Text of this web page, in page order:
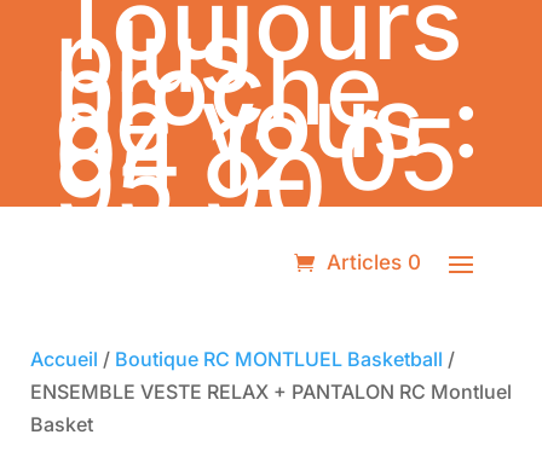
Toujours
plus
proche
de vous :
04 12 05
95 90
Articles 0
Accueil / Boutique RC MONTLUEL Basketball /
ENSEMBLE VESTE RELAX + PANTALON RC Montluel
Basket